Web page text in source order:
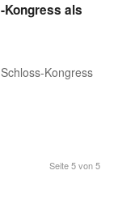
Kongress als
Kongress
Seite 5 von 5